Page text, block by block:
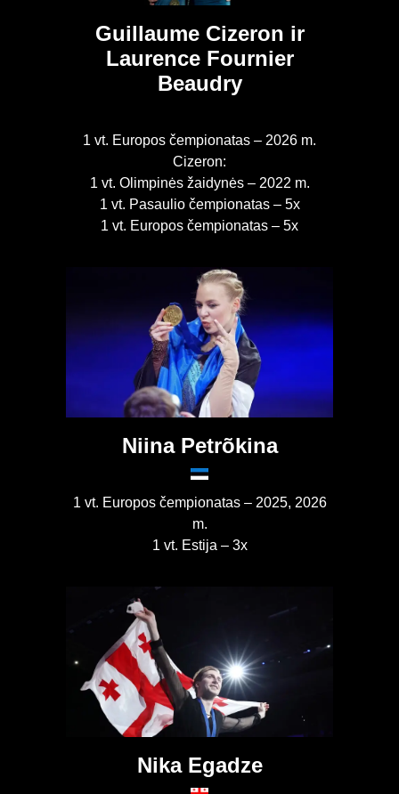
Guillaume Cizeron ir
Laurence Fournier
Beaudry
1 vt. Europos čempionatas – 2026 m.
Cizeron:
1 vt. Olimpinės žaidynės – 2022 m.
1 vt. Pasaulio čempionatas – 5x
1 vt. Europos čempionatas – 5x
Niina Petrõkina
1 vt. Europos čempionatas – 2025, 2026
m.
1 vt. Estija – 3x
Nika Egadze